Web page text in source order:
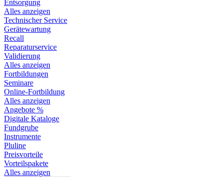
Entsorgung
Alles anzeigen
Technischer Service
Gerätewartung
Recall
Reparaturservice
Validierung
Alles anzeigen
Fortbildungen
Seminare
Online-Fortbildung
Alles anzeigen
Angebote %
Digitale Kataloge
Fundgrube
Instrumente
Pluline
Preisvorteile
Vorteilspakete
Alles anzeigen